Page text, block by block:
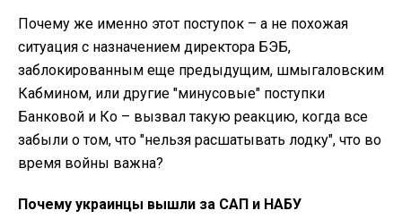
Почему же именно этот поступок – а не похожая
ситуация с назначением директора БЭБ,
заблокированным еще предыдущим, шмыгаловским
Кабмином, или другие "минусовые" поступки
Банковой и Ко – вызвал такую реакцию, когда все
забыли о том, что "нельзя расшатывать лодку", что во
время войны важна?
Почему украинцы вышли за САП и НАБУ